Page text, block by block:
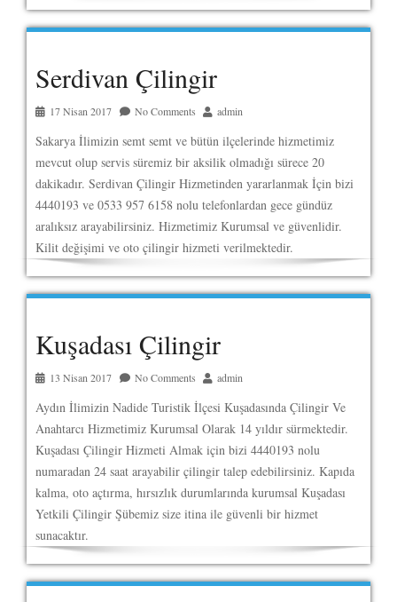
Serdivan Çilingir
17 Nisan 2017 No Comments admin
Sakarya İlimizin semt semt ve bütün ilçelerinde hizmetimiz
mevcut olup servis süremiz bir aksilik olmadığı sürece 20
dakikadır. Serdivan Çilingir Hizmetinden yararlanmak İçin bizi
4440193 ve 0533 957 6158 nolu telefonlardan gece gündüz
aralıksız arayabilirsiniz. Hizmetimiz Kurumsal ve güvenlidir.
Kilit değişimi ve oto çilingir hizmeti verilmektedir.
Kuşadası Çilingir
13 Nisan 2017 No Comments admin
Aydın İlimizin Nadide Turistik İlçesi Kuşadasında Çilingir Ve
Anahtarcı Hizmetimiz Kurumsal Olarak 14 yıldır sürmektedir.
Kuşadası Çilingir Hizmeti Almak için bizi 4440193 nolu
numaradan 24 saat arayabilir çilingir talep edebilirsiniz. Kapıda
kalma, oto açtırma, hırsızlık durumlarında kurumsal Kuşadası
Yetkili Çilingir Şübemiz size itina ile güvenli bir hizmet
sunacaktır.